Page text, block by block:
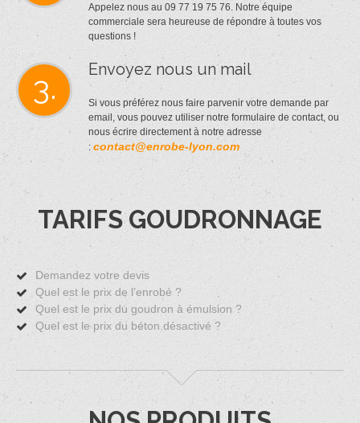
Appelez nous au 09 77 19 75 76. Notre équipe
commerciale sera heureuse de répondre à toutes vos
questions !
3. Envoyez nous un mail
Si vous préférez nous faire parvenir votre demande par
email, vous pouvez utiliser notre formulaire de contact, ou
nous écrire directement à notre adresse
: contact@enrobe-lyon.com
TARIFS GOUDRONNAGE
Demandez votre devis
Quel est le prix de l’enrobé ?
Quel est le prix du goudron à émulsion ?
Quel est le prix du béton désactivé ?